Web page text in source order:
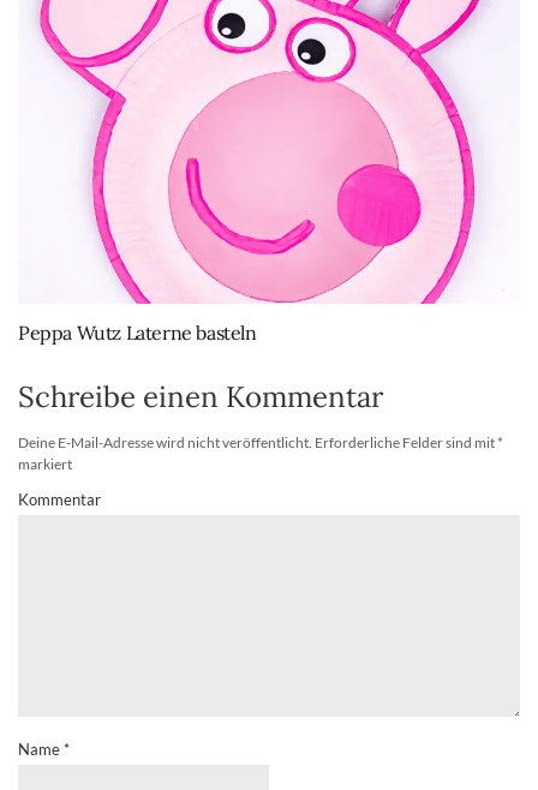
Peppa Wutz Laterne basteln
Schreibe einen Kommentar
Deine E-Mail-Adresse wird nicht veröffentlicht. Erforderliche Felder sind mit *
markiert
Kommentar
Name *